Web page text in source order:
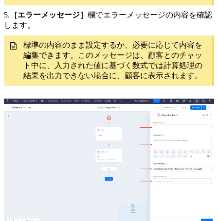
5. ［エラーメッセージ］ 欄でエラーメッセージの内容を確認
します。
標準の内容のまま設定するか、必要に応じて内容を
編集できます。このメッセージは、顧客とのチャッ
ト中に、入力された値に基づく数式では計算処理の
結果を出力できない場合に、顧客に表示されます。